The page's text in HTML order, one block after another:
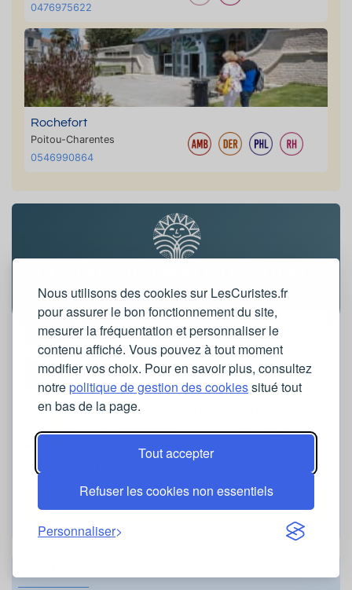
Nous utilisons des cookies sur LesCuristes.fr
pour assurer le bon fonctionnement du site,
mesurer la fréquentation et personnaliser le
contenu affiché. Vous pouvez à tout moment
modifier vos choix. Pour en savoir plus, consultez
notrepolitique de gestion des cookiessitué tout
en bas de la page.
Tout accepter
Refuser les cookies non essentiels
Personnaliser
0476975622
Rochefort
Poitou-Charentes
0546990864
La Preste - Prats-de-Mollo
Roussillon
01 42 65 24 24
Amélie-les-Bains-Palalda
01 42 65 24 24